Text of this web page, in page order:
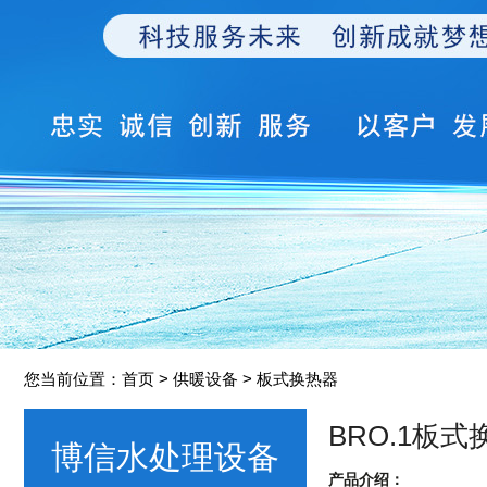
您当前位置： 首页 > 供暖设备 > 板式换热器
博信水处理设备
BRO.1板式
产品介绍：